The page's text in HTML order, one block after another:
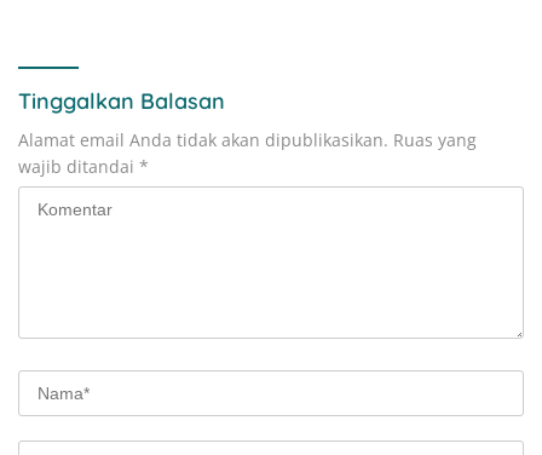
Tinggalkan Balasan
Alamat email Anda tidak akan dipublikasikan. Ruas yang
wajib ditandai *